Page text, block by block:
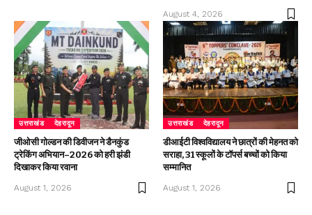
August 4, 2026
उत्तराखंड देहरादून
जीओसी गोल्डन की डिवीजन ने डैनकुंड
ट्रेकिंग अभियान–2026 को हरी झंडी
दिखाकर किया रवाना
August 1, 2026
उत्तराखंड देहरादून
डीआईटी विश्वविद्यालय ने छात्रों की मेहनत को
सराहा, 31 स्कूलों के टॉपर्स बच्चों को किया
सम्मानित
August 1, 2026